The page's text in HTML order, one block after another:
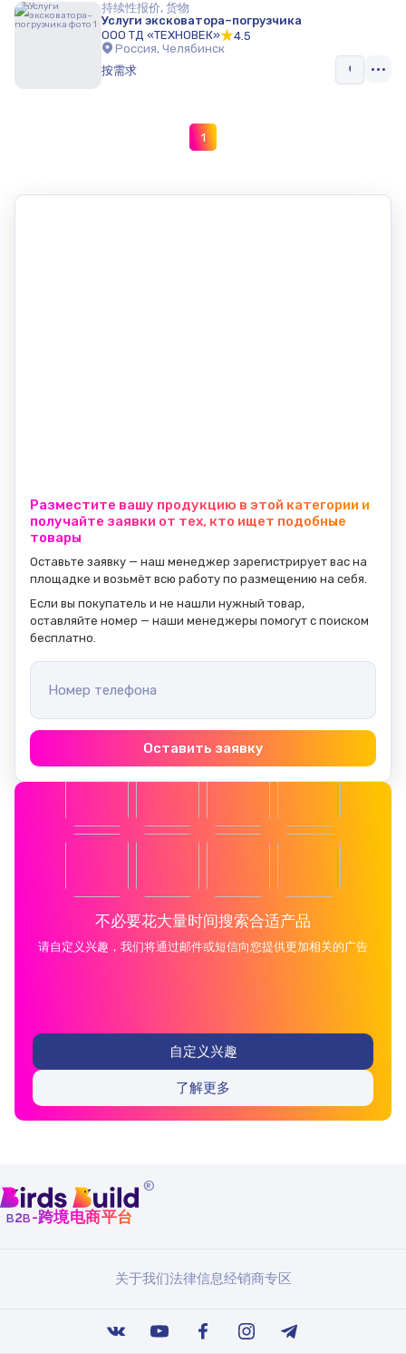
持续性报价, 货物
Услуги эксковатора–погрузчика
ООО ТД «ТЕХНОВЕК»
4.5
Россия, Челябинск
按需求
1
Разместите вашу продукцию в этой категории и
получайте заявки от тех, кто ищет подобные
товары
Оставьте заявку — наш менеджер зарегистрирует вас на
площадке и возьмёт всю работу по размещению на себя.
Если вы покупатель и не нашли нужный товар,
оставляйте номер — наши менеджеры помогут с поиском
бесплатно.
Номер телефона
Оставить заявку
不必要花大量时间搜索合适产品
请自定义兴趣，我们将通过邮件或短信向您提供更加相关的广告
自定义兴趣
了解更多
®
b2b-跨境电商平台
关于我们法律信息经销商专区